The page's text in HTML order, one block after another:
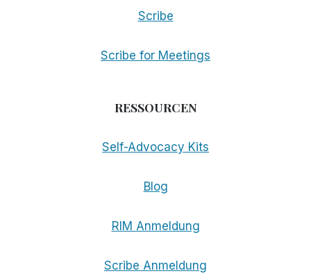
Scribe
Scribe for Meetings
RESSOURCEN
Self-Advocacy Kits
Blog
RIM Anmeldung
Scribe Anmeldung